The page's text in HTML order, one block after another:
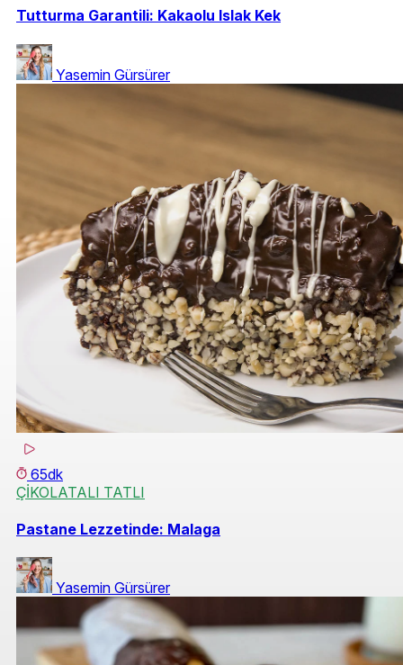
Tutturma Garantili: Kakaolu Islak Kek
Yasemin Gürsürer
65dk
ÇİKOLATALI TATLI
Pastane Lezzetinde: Malaga
Yasemin Gürsürer